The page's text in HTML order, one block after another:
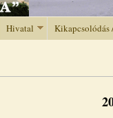
Hivatal Kikapcsolódás